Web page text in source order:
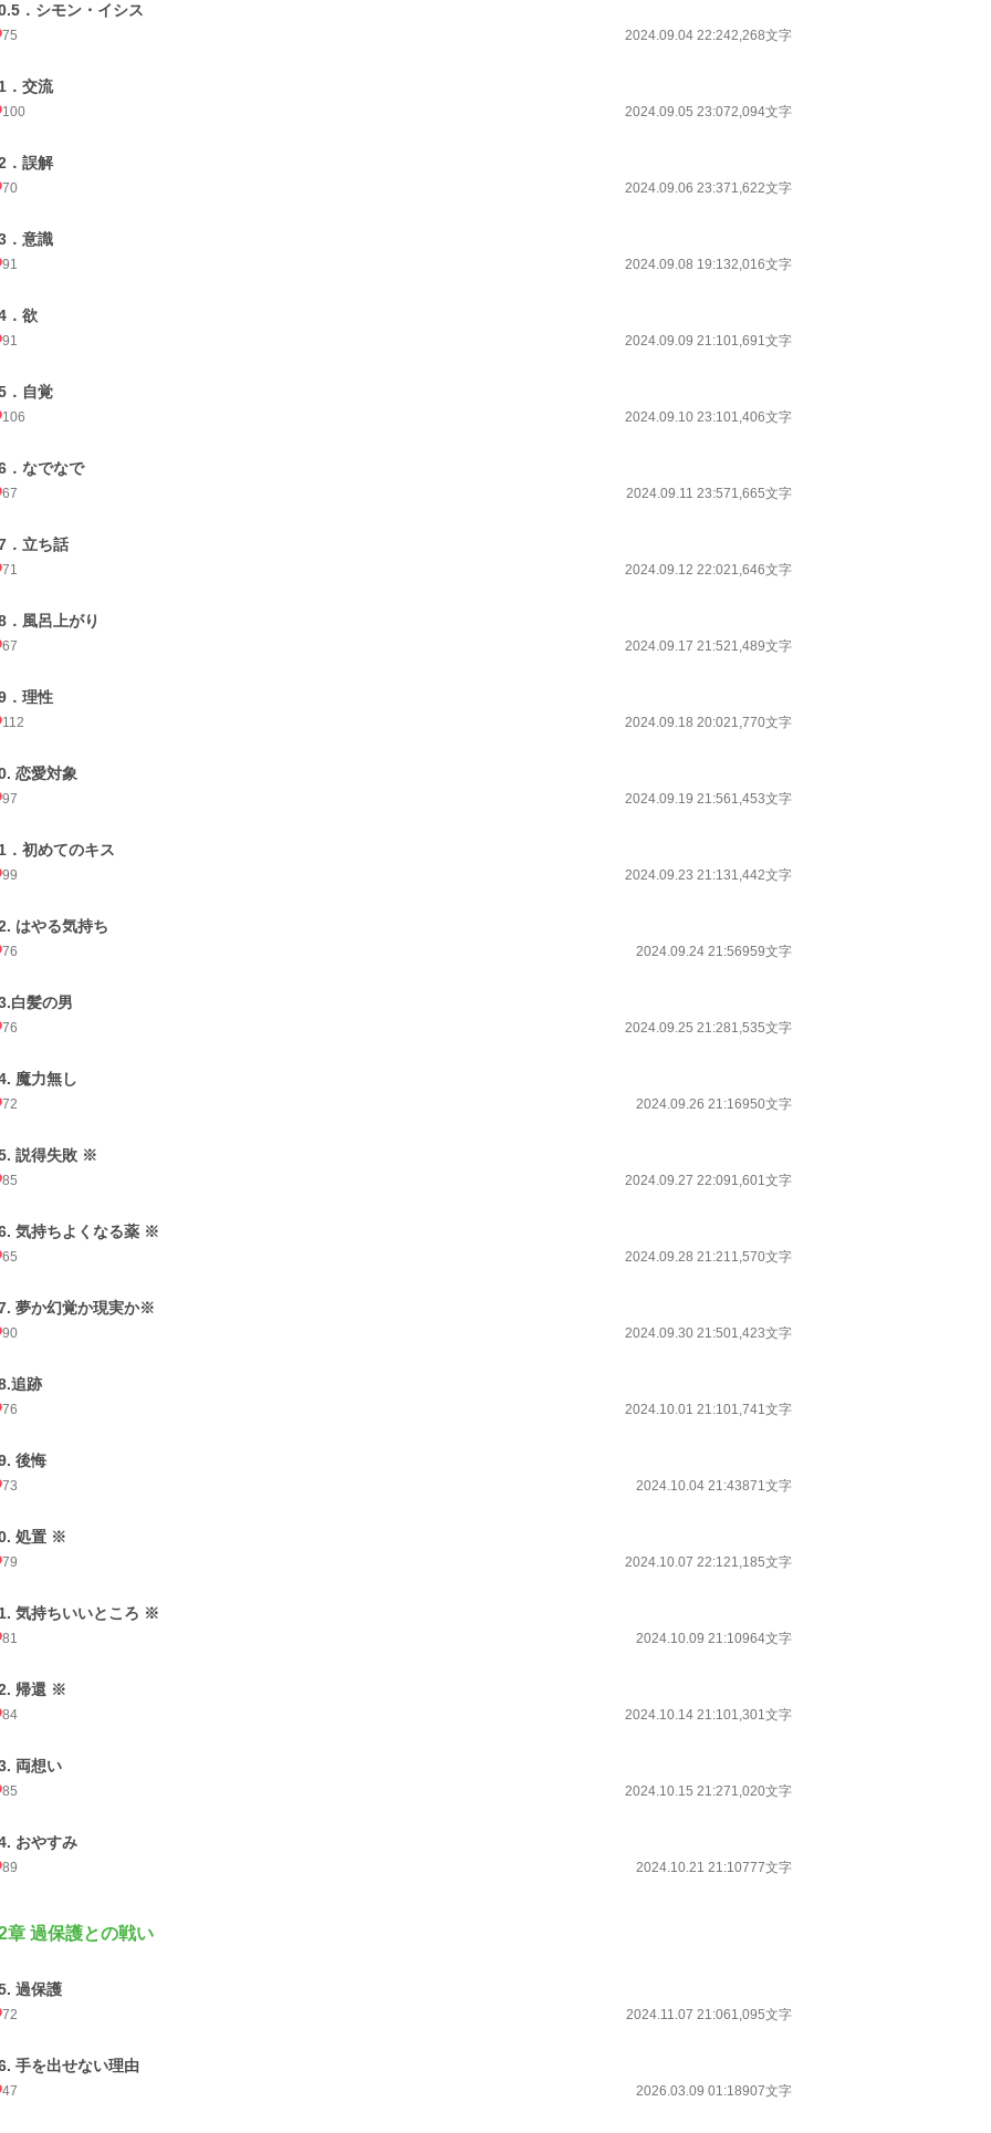
．シモン・イシス
75 2024.09.04 22:242,268文字
．交流
100 2024.09.05 23:072,094文字
．誤解
70 2024.09.06 23:371,622文字
．意識
91 2024.09.08 19:132,016文字
．欲
91 2024.09.09 21:101,691文字
．自覚
106 2024.09.10 23:101,406文字
．なでなで
67 2024.09.11 23:571,665文字
．立ち話
71 2024.09.12 22:021,646文字
．風呂上がり
67 2024.09.17 21:521,489文字
．理性
112 2024.09.18 20:021,770文字
恋愛対象
97 2024.09.19 21:561,453文字
．初めてのキス
99 2024.09.23 21:131,442文字
はやる気持ち
76 2024.09.24 21:56959文字
白髪の男
76 2024.09.25 21:281,535文字
魔力無し
72 2024.09.26 21:16950文字
説得失敗 ※
85 2024.09.27 22:091,601文字
気持ちよくなる薬 ※
65 2024.09.28 21:211,570文字
夢か幻覚か現実か※
90 2024.09.30 21:501,423文字
追跡
76 2024.10.01 21:101,741文字
後悔
73 2024.10.04 21:43871文字
処置 ※
79 2024.10.07 22:121,185文字
気持ちいいところ ※
81 2024.10.09 21:10964文字
帰還 ※
84 2024.10.14 21:101,301文字
両想い
85 2024.10.15 21:271,020文字
おやすみ
89 2024.10.21 21:10777文字
章 過保護との戦い
過保護
72 2024.11.07 21:061,095文字
手を出せない理由
47 2026.03.09 01:18907文字